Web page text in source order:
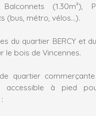
(1.30m²),
(bus, métro, vélos...).
du quartier BERCY et
le bois de Vincennes.
quartier
accessible à pied